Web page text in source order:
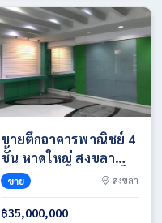
ขายตึกอาคารพาณิชย์ 4
ชั้น หาดใหญ่ สงขลา
ทำเลดี ใจกลางเมือง น้ำ
ไม่เคยท่วม โทร 081-
6985117
ขาย สงขลา
฿35,000,000